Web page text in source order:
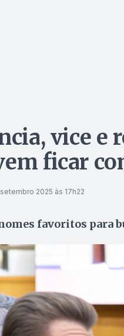
vice e
ficar
2025 às 17h22
favoritos para